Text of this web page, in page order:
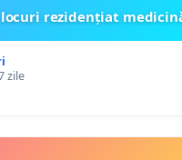
rezidențiat
zile